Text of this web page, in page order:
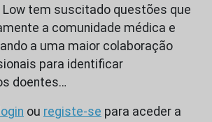
Low tem suscitado questões que
a comunidade médica e
a uma maior colaboração
para identificar
doentes…
login ou registe-se para aceder a